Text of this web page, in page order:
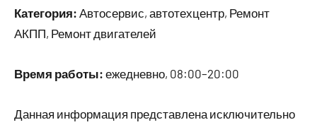
Категория: Автосервис, автотехцентр, Ремонт
АКПП, Ремонт двигателей
Время работы: ежедневно, 08:00–20:00
Данная информация представлена исключительно